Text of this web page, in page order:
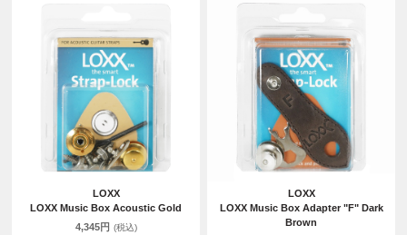
LOXX
LOXX Music Box Acoustic Gold
4,345円 (税込)
LOXX
LOXX Music Box Adapter "F" Dark
Brown